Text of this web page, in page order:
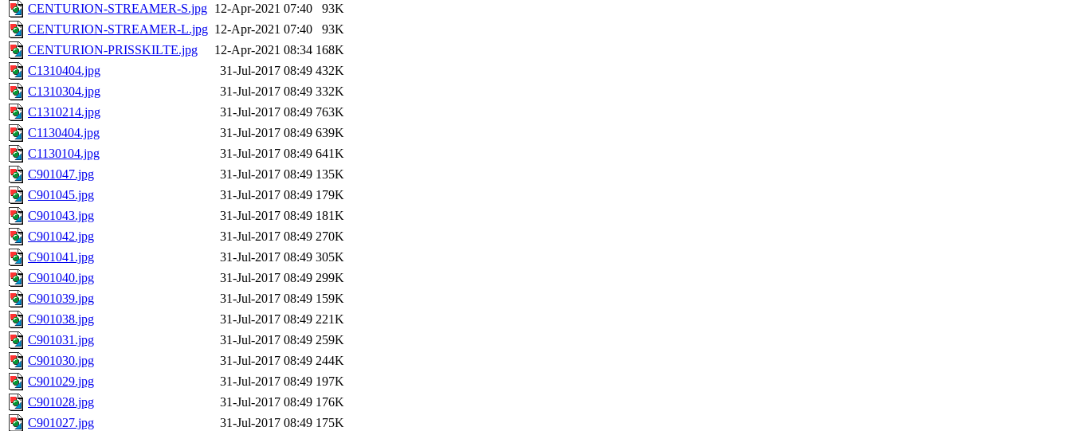
CENTURION-STREAMER-S.jpg 12-Apr-2021 07:40
93K
CENTURION-STREAMER-L.jpg 12-Apr-2021 07:40
93K
CENTURION-PRISSKILTE.jpg
12-Apr-2021 08:34 168K
C1310404.jpg
31-Jul-2017 08:49 432K
C1310304.jpg
31-Jul-2017 08:49 332K
C1310214.jpg
31-Jul-2017 08:49 763K
C1130404.jpg
31-Jul-2017 08:49 639K
C1130104.jpg
31-Jul-2017 08:49 641K
C901047.jpg
31-Jul-2017 08:49 135K
C901045.jpg
31-Jul-2017 08:49 179K
C901043.jpg
31-Jul-2017 08:49 181K
C901042.jpg
31-Jul-2017 08:49 270K
C901041.jpg
31-Jul-2017 08:49 305K
C901040.jpg
31-Jul-2017 08:49 299K
C901039.jpg
31-Jul-2017 08:49 159K
C901038.jpg
31-Jul-2017 08:49 221K
C901031.jpg
31-Jul-2017 08:49 259K
C901030.jpg
31-Jul-2017 08:49 244K
C901029.jpg
31-Jul-2017 08:49 197K
C901028.jpg
31-Jul-2017 08:49 176K
C901027.jpg
31-Jul-2017 08:49 175K